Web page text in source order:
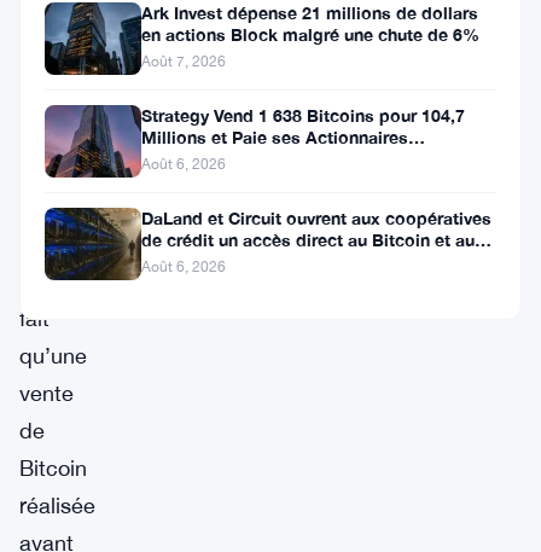
dépôt
une
dispute
sur
fait
qu’une
vente
de
Bitcoin
réalisée
avant
Ark Invest dépense 21 millions de dollars
en actions Block malgré une chute de 6%
Août 7, 2026
Strategy Vend 1 638 Bitcoins pour 104,7
Millions et Paie ses Actionnaires
Privilégiés
Août 6, 2026
DaLand et Circuit ouvrent aux coopératives
de crédit un accès direct au Bitcoin et aux
actifs numériques
Août 6, 2026